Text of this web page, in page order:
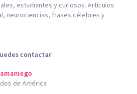
estudiantes y curiosos. Artículos
neurociencias, frases célebres y
contactar
de América